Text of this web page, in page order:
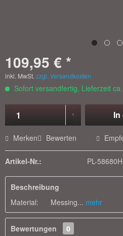
109,95 € *
inkl. MwSt. zzgl. Versandkosten
Sofort versandfertig, Lieferzeit
In
Merken Bewerten
Artikel-Nr.: PL-
Beschreibung
Material: Messing... mehr
Bewertungen
0